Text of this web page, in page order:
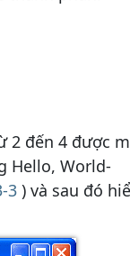
2 đến 4 được
Hello, World-
3 ) và sau đó